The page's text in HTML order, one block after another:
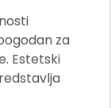
za
Estetski